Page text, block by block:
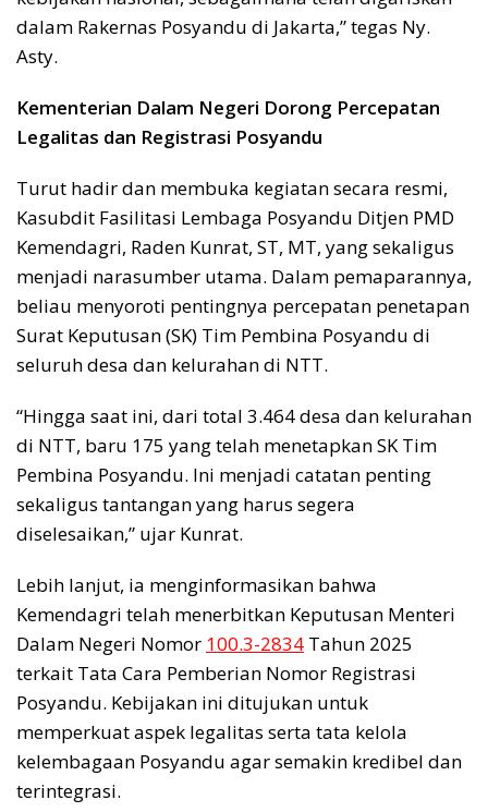
dalam Rakernas Posyandu di Jakarta,” tegas Ny.
Asty.
Kementerian Dalam Negeri Dorong Percepatan
Legalitas dan Registrasi Posyandu
Turut hadir dan membuka kegiatan secara resmi,
Kasubdit Fasilitasi Lembaga Posyandu Ditjen PMD
Kemendagri, Raden Kunrat, ST, MT, yang sekaligus
menjadi narasumber utama. Dalam pemaparannya,
beliau menyoroti pentingnya percepatan penetapan
Surat Keputusan (SK) Tim Pembina Posyandu di
seluruh desa dan kelurahan di NTT.
“Hingga saat ini, dari total 3.464 desa dan kelurahan
di NTT, baru 175 yang telah menetapkan SK Tim
Pembina Posyandu. Ini menjadi catatan penting
sekaligus tantangan yang harus segera
diselesaikan,” ujar Kunrat.
Lebih lanjut, ia menginformasikan bahwa
Kemendagri telah menerbitkan Keputusan Menteri
Dalam Negeri Nomor 100.3-2834 Tahun 2025
terkait Tata Cara Pemberian Nomor Registrasi
Posyandu. Kebijakan ini ditujukan untuk
memperkuat aspek legalitas serta tata kelola
kelembagaan Posyandu agar semakin kredibel dan
terintegrasi.